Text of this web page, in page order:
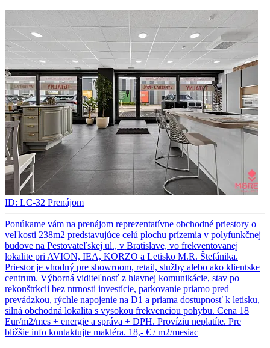
ID: LC-32 Prenájom
Ponúkame vám na prenájom reprezentatívne obchodné priestory o
veľkosti 238m2 predstavujúce celú plochu prízemia v polyfunkčnej
budove na Pestovateľskej ul., v Bratislave, vo frekventovanej
lokalite pri AVION, IEA, KORZO a Letisko M.R. Štefánika.
Priestor je vhodný pre showroom, retail, služby alebo ako klientske
centrum. Výborná viditeľnosť z hlavnej komunikácie, stav po
rekonštrkcii bez ntrnosti investície, parkovanie priamo pred
prevádzkou, rýchle napojenie na D1 a priama dostupnosť k letisku,
silná obchodná lokalita s vysokou frekvenciou pohybu. Cena 18
Eur/m2/mes + energie a správa + DPH. Províziu neplatíte. Pre
bližšie info kontaktujte makléra. 18,- € / m2/mesiac